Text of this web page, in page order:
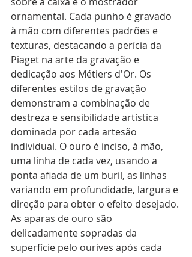
ornamental. Cada punho é gravado
à mão com diferentes padrões e
texturas, destacando a perícia da
Piaget na arte da gravação e
dedicação aos Métiers d'Or. Os
diferentes estilos de gravação
demonstram a combinação de
destreza e sensibilidade artística
dominada por cada artesão
individual. O ouro é inciso, à mão,
uma linha de cada vez, usando a
ponta afiada de um buril, as linhas
variando em profundidade, largura e
direção para obter o efeito desejado.
As aparas de ouro são
delicadamente sopradas da
superfície pelo ourives após cada